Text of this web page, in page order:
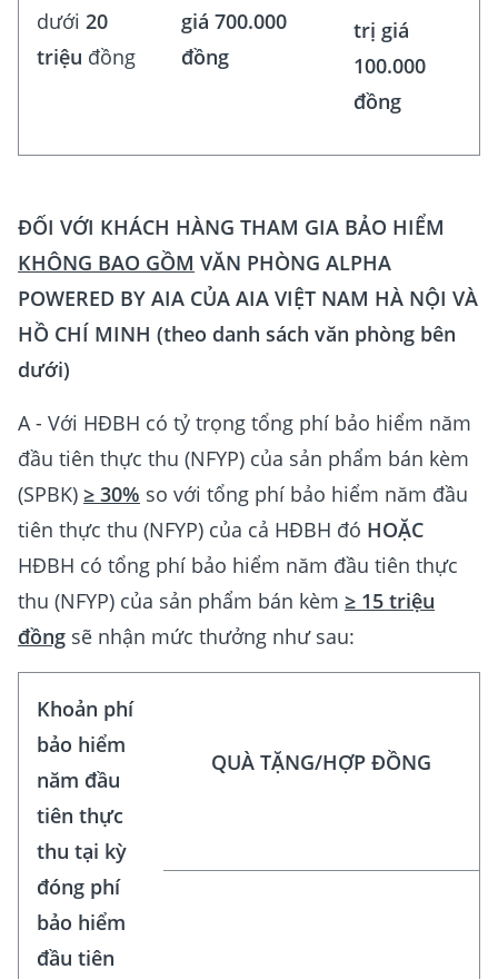
dưới 20
triệu đồng
giá 700.000
đồng
trị giá
100.000
đồng
ĐỐI VỚI KHÁCH HÀNG THAM GIA BẢO HIỂM
KHÔNG BAO GỒM VĂN PHÒNG ALPHA
POWERED BY AIA CỦA AIA VIỆT NAM HÀ NỘI VÀ
HỒ CHÍ MINH (theo danh sách văn phòng bên
dưới)
A - Với HĐBH có tỷ trọng tổng phí bảo hiểm năm
đầu tiên thực thu (NFYP) của sản phẩm bán kèm
(SPBK) ≥ 30% so với tổng phí bảo hiểm năm đầu
tiên thực thu (NFYP) của cả HĐBH đó HOẶC
HĐBH có tổng phí bảo hiểm năm đầu tiên thực
thu (NFYP) của sản phẩm bán kèm ≥ 15 triệu
đồng sẽ nhận mức thưởng như sau:
Khoản phí
bảo hiểm
năm đầu
tiên thực
thu tại kỳ
đóng phí
bảo hiểm
đầu tiên
QUÀ TẶNG/HỢP ĐỒNG